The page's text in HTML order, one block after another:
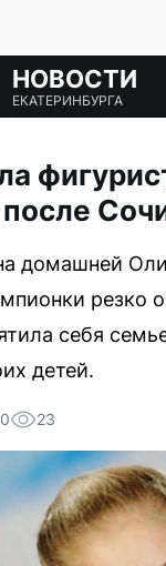
НОВОСТИ
ЕКАТЕРИНБУРГА
домашней
резко
себя
детей.
23